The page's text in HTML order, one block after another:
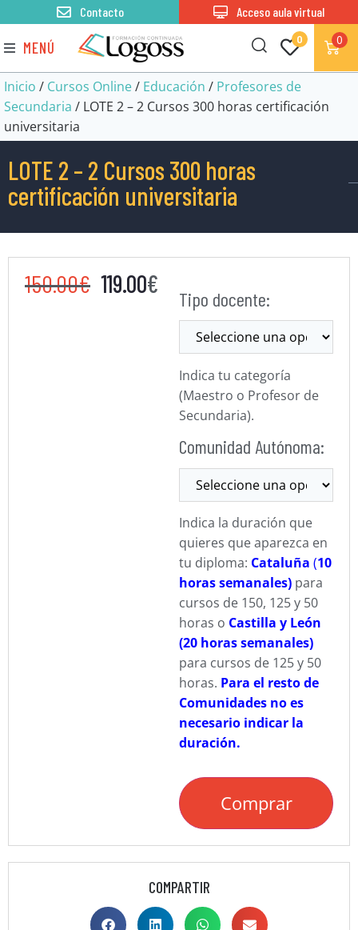
MENÚ 0 0
Contacto Acceso aula virtual
Inicio / Cursos Online/ Educación / Profesores de
Secundaria / LOTE 2 – 2 Cursos 300 horas certificación
universitaria
LOTE 2 – 2 Cursos 300 horas
certificación universitaria
150.00€ 119.00€
Tipo docente:
Indica tu categoría
(Maestro o Profesor de
Secundaria).
Comunidad Autónoma:
Indica la duración que
quieres que aparezca en
tu diploma: Cataluña (10
horas semanales) para
cursos de 150, 125 y 50
horas o Castilla y León
(20 horas semanales)
para cursos de 125 y 50
horas. Para el resto de
Comunidades no es
necesario indicar la
duración.
Comprar
COMPARTIR